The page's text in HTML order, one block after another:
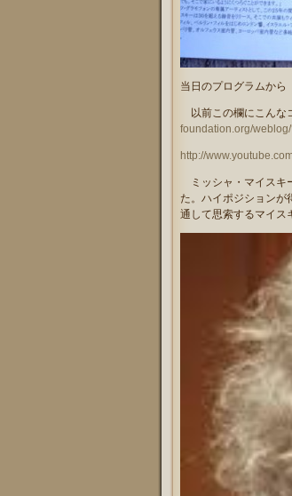
当日のプログラムから
以前この欄にこんな
foundation.org/
http://
ミッシャ・マイスキ
た。ハイポジションが
通して思索するマイス